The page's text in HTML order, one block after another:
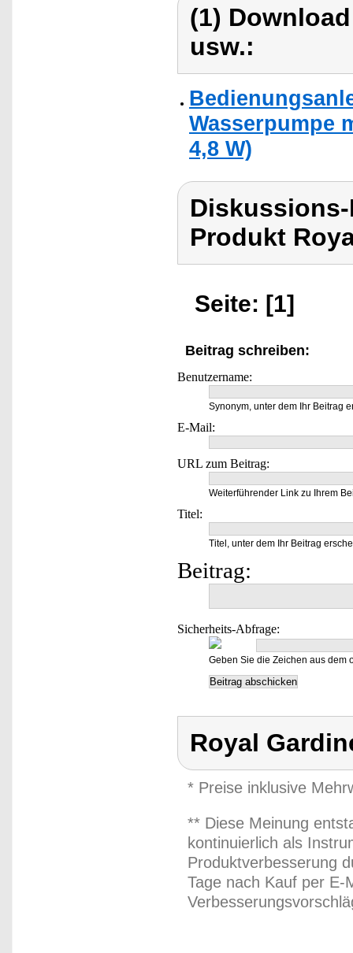
(1)
usw.:
Wasserpumpe
4,8 W)
Produkt
Seite: [1]
Beitrag schreiben:
Benutzername:
Synonym, unter dem Ihr Beitrag
E-Mail:
URL zum Beitrag:
Weiterführender Link zu Ihrem
Titel:
Titel, unter dem Ihr Beitrag
Beitrag:
Sicherheits-Abfrage:
Geben Sie die Zeichen aus dem
Royal
* Preise inklusive
** Diese Meinung
kontinuierlich als
Produktverbesserung
Tage nach Kauf per E-